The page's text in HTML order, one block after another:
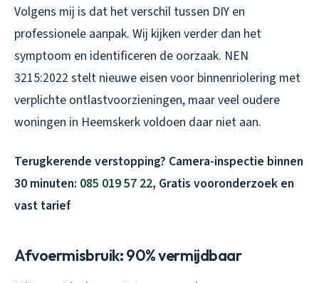
Volgens mij is dat het verschil tussen DIY en
professionele aanpak. Wij kijken verder dan het
symptoom en identificeren de oorzaak. NEN
3215:2022 stelt nieuwe eisen voor binnenriolering met
verplichte ontlastvoorzieningen, maar veel oudere
woningen in Heemskerk voldoen daar niet aan.
Terugkerende verstopping? Camera-inspectie binnen
30 minuten: 085 019 57 22, Gratis vooronderzoek en
vast tarief
Afvoermisbruik: 90% vermijdbaar